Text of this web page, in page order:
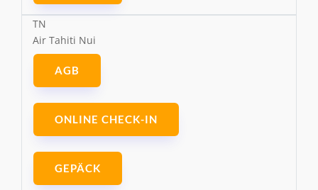
TN
Air Tahiti Nui
AGB
ONLINE CHECK-IN
GEPÄCK